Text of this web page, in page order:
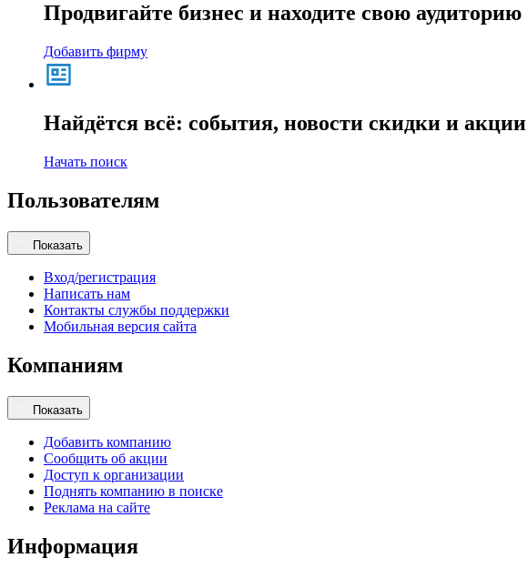
Продвигайте бизнес и находите свою аудиторию
Добавить фирму
Найдётся всё: события, новости скидки и акции
Начать поиск
Пользователям
Показать
Вход/регистрация
Написать нам
Контакты службы поддержки
Мобильная версия сайта
Компаниям
Показать
Добавить компанию
Сообщить об акции
Доступ к организации
Поднять компанию в поиске
Реклама на сайте
Информация